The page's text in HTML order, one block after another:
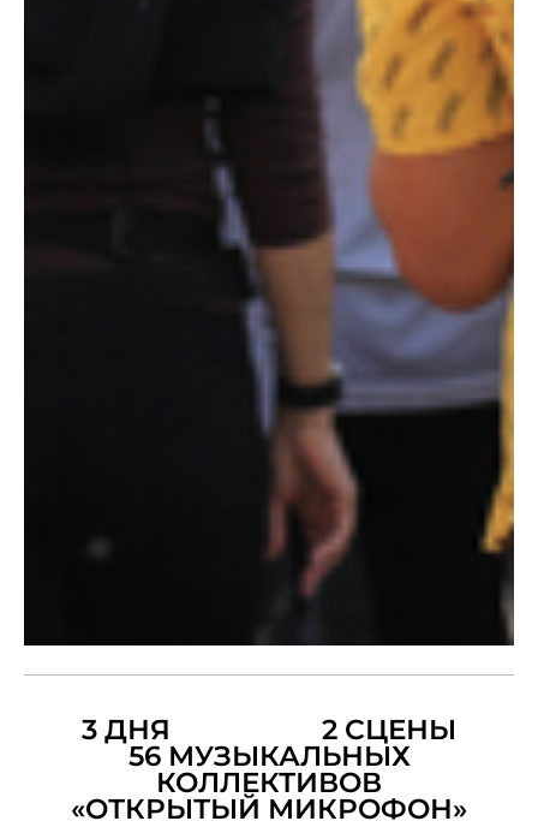
3 ДНЯ 2 СЦЕНЫ
56 МУЗЫКАЛЬНЫХ
КОЛЛЕКТИВОВ
«ОТКРЫТЫЙ МИКРОФОН»